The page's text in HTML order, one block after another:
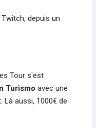
depuis un
Tour s'est
Turismo avec une
Là aussi, 1000€ de